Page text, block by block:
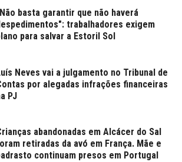
basta garantir que não haverá
trabalhadores exigem
para salvar a Estoril Sol
Neves vai a julgamento no Tribunal de
por alegadas infrações financeiras
PJ
abandonadas em Alcácer do Sal
retiradas da avó em França. Mãe e
continuam presos em Portugal